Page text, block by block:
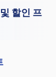
할인 프